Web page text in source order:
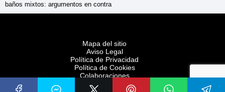
baños mixtos: argumentos en contra
Mapa del sitio
Aviso Legal
Política de Privacidad
Política de Cookies
Colaboraciones